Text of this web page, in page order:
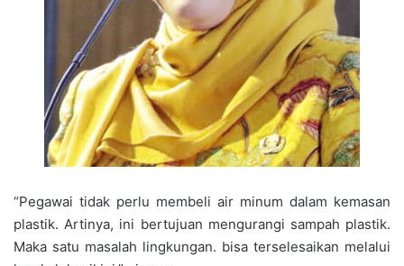
“Pegawai tidak perlu membeli air minum dalam kemasan
plastik. Artinya, ini bertujuan mengurangi sampah plastik.
Maka satu masalah lingkungan. bisa terselesaikan melalui